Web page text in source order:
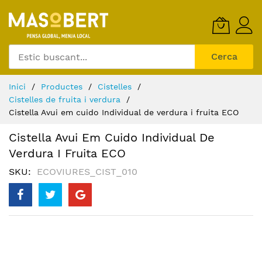
Content
Cerca
Inici Productes
Cistelles
Cistelles de fruita i verdura
Cistella Avui em cuido Individual de verdura i fruita ECO
Cistella Avui Em Cuido Individual De
Verdura I Fruita ECO
SKU ECOVIURES_CIST_010